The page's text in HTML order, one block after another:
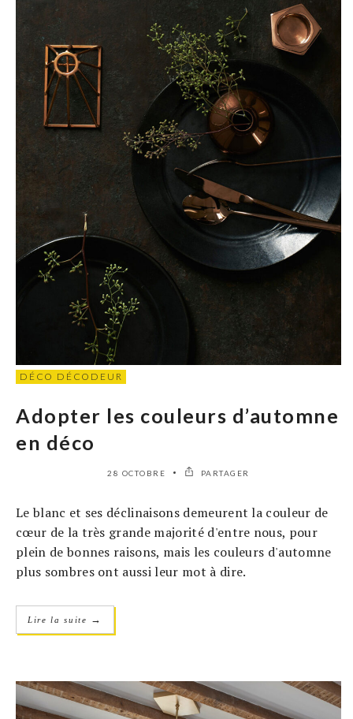
DÉCO DÉCODEUR
Adopter les couleurs d’automne
en déco
28 OCTOBRE PARTAGER
Le blanc et ses déclinaisons demeurent la couleur de
cœur de la très grande majorité d'entre nous, pour
plein de bonnes raisons, mais les couleurs d'automne
plus sombres ont aussi leur mot à dire.
Lire la suite →